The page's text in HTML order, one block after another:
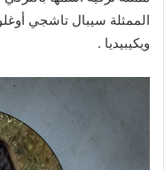
الممثلة سيبال تاشجي
ويكيبيديا .